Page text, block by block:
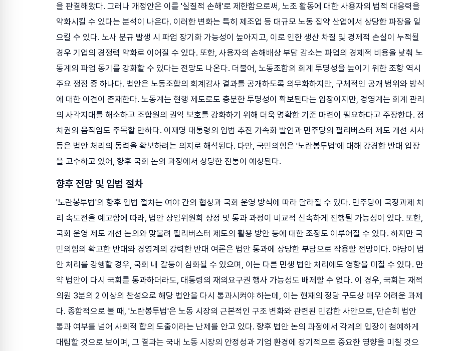
을 판결해왔다. 그러나 개정안은 이를 '실질적 손해'로 제한함으로써, 노조 활동에 대한 사용자의 법적 대응력을
약화시킬 수 있다는 분석이 나온다. 이러한 변화는 특히 제조업 등 대규모 노동 집약 산업에서 상당한 파장을 일
으킬 수 있다. 노사 분규 발생 시 파업 장기화 가능성이 높아지고, 이로 인한 생산 차질 및 경제적 손실이 누적될
경우 기업의 경쟁력 약화로 이어질 수 있다. 또한, 사용자의 손해배상 부담 감소는 파업의 경제적 비용을 낮춰 노
동계의 파업 동기를 강화할 수 있다는 전망도 나온다. 더불어, 노동조합의 회계 투명성을 높이기 위한 조항 역시
주요 쟁점 중 하나다. 법안은 노동조합의 회계감사 결과를 공개하도록 의무화하지만, 구체적인 공개 범위와 방식
에 대한 이견이 존재한다. 노동계는 현행 제도로도 충분한 투명성이 확보된다는 입장이지만, 경영계는 회계 관리
의 사각지대를 해소하고 조합원의 권익 보호를 강화하기 위해 더욱 명확한 기준 마련이 필요하다고 주장한다. 정
치권의 움직임도 주목할 만하다. 이재명 대통령의 입법 추진 가속화 발언과 민주당의 필리버스터 제도 개선 시사
등은 법안 처리의 동력을 확보하려는 의지로 해석된다. 다만, 국민의힘은 '노란봉투법'에 대해 강경한 반대 입장
을 고수하고 있어, 향후 국회 논의 과정에서 상당한 진통이 예상된다.
향후 전망 및 입법 절차
'노란봉투법'의 향후 입법 절차는 여야 간의 협상과 국회 운영 방식에 따라 달라질 수 있다. 민주당이 국정과제 처
리 속도전을 예고함에 따라, 법안 상임위원회 상정 및 통과 과정이 비교적 신속하게 진행될 가능성이 있다. 또한,
국회 운영 제도 개선 논의와 맞물려 필리버스터 제도의 활용 방안 등에 대한 조정도 이루어질 수 있다. 하지만 국
민의힘의 확고한 반대와 경영계의 강력한 반대 여론은 법안 통과에 상당한 부담으로 작용할 전망이다. 야당이 법
안 처리를 강행할 경우, 국회 내 갈등이 심화될 수 있으며, 이는 다른 민생 법안 처리에도 영향을 미칠 수 있다. 만
약 법안이 다시 국회를 통과하더라도, 대통령의 재의요구권 행사 가능성도 배제할 수 없다. 이 경우, 국회는 재적
의원 3분의 2 이상의 찬성으로 해당 법안을 다시 통과시켜야 하는데, 이는 현재의 정당 구도상 매우 어려운 과제
다. 종합적으로 볼 때, '노란봉투법'은 노동 시장의 근본적인 구조 변화와 관련된 민감한 사안으로, 단순히 법안
통과 여부를 넘어 사회적 합의 도출이라는 난제를 안고 있다. 향후 법안 논의 과정에서 각계의 입장이 첨예하게
대립할 것으로 보이며, 그 결과는 국내 노동 시장의 안정성과 기업 환경에 장기적으로 중요한 영향을 미칠 것으